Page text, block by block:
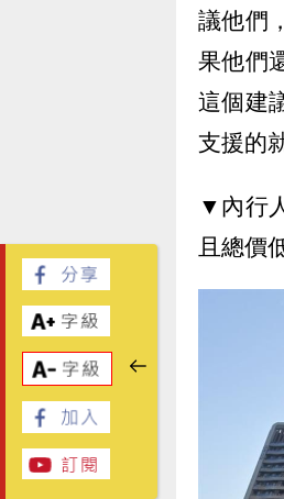
議他們
果他們
這個建
支援的
▼內行
且總價